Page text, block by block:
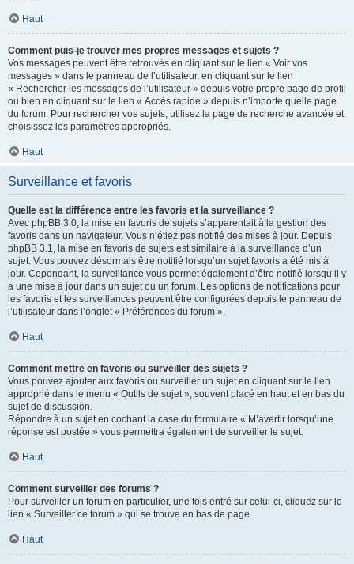
Haut
Comment puis-je trouver mes propres messages et sujets ?
Vos messages peuvent être retrouvés en cliquant sur le lien « Voir vos
messages » dans le panneau de l’utilisateur, en cliquant sur le lien
« Rechercher les messages de l’utilisateur » depuis votre propre page de profil
ou bien en cliquant sur le lien « Accès rapide » depuis n’importe quelle page
du forum. Pour rechercher vos sujets, utilisez la page de recherche avancée et
choisissez les paramètres appropriés.
Haut
Surveillance et favoris
Quelle est la différence entre les favoris et la surveillance ?
Avec phpBB 3.0, la mise en favoris de sujets s’apparentait à la gestion des
favoris dans un navigateur. Vous n’étiez pas notifié des mises à jour. Depuis
phpBB 3.1, la mise en favoris de sujets est similaire à la surveillance d’un
sujet. Vous pouvez désormais être notifié lorsqu’un sujet favoris a été mis à
jour. Cependant, la surveillance vous permet également d’être notifié lorsqu’il y
a une mise à jour dans un sujet ou un forum. Les options de notifications pour
les favoris et les surveillances peuvent être configurées depuis le panneau de
l’utilisateur dans l’onglet « Préférences du forum ».
Haut
Comment mettre en favoris ou surveiller des sujets ?
Vous pouvez ajouter aux favoris ou surveiller un sujet en cliquant sur le lien
approprié dans le menu « Outils de sujet », souvent placé en haut et en bas du
sujet de discussion.
Répondre à un sujet en cochant la case du formulaire « M’avertir lorsqu’une
réponse est postée » vous permettra également de surveiller le sujet.
Haut
Comment surveiller des forums ?
Pour surveiller un forum en particulier, une fois entré sur celui-ci, cliquez sur le
lien « Surveiller ce forum » qui se trouve en bas de page.
Haut